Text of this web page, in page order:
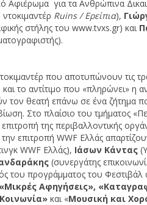
Αφιέρωμα για τα Ανθρώπινα
Ruins / Ερείπια),
στήλης του www.tvxs.gr) και
που αποτυπώνουν τις
το αντίτιμο που «πληρώνει» η
τον θεατή επάνω σε ένα ζήτημα
Στο πλαίσιο του τμήματος
της περιβαλλοντικής
επιτροπή WWF Ελλάς
WWF Ελλάς), Ιάσων Κάντας
(συνεργάτης
του προγράμματος του Φεστιβάλ
Αφηγήσεις»,
και «Μουσική και